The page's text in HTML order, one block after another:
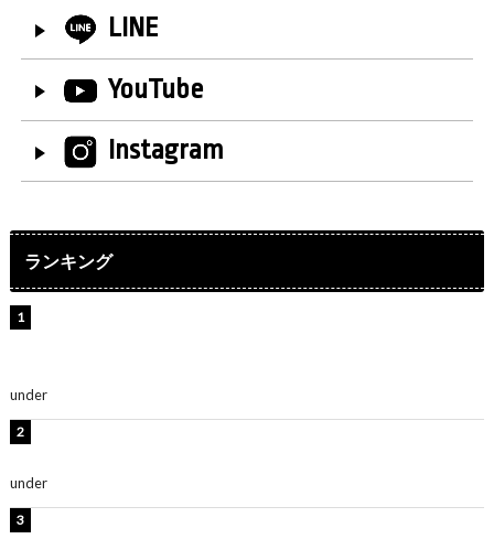
LINE
YouTube
Instagram
ランキング
under
under